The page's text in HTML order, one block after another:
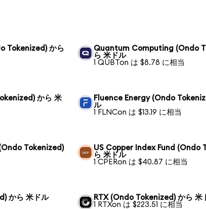
Tokenized) から
Quantum Computing (Ondo
ら 米ドル
1 QUBTon は $8.78 に相当
から 米
Fluence Energy (Ondo
ル
1 FLNCon は $13.19 に相当
Tokenized)
US Copper Index Fund (Ondo
ら 米ドル
1 CPERon は $40.87 に相当
から 米ドル
RTX (Ondo Tokenized) から 米
1 RTXon は $223.51 に相当